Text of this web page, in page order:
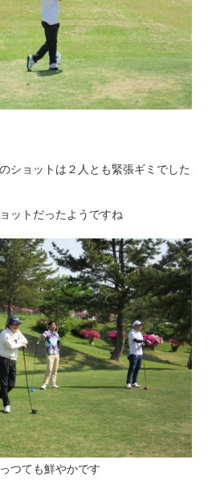
ショットは２人とも緊張ギミでした
ットだったようですね
つても鮮やかです